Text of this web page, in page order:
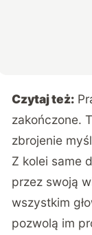
Czytaj też:
zakończone.
zbrojenie
Z kolei same
przez swoją
wszystkim
pozwolą im